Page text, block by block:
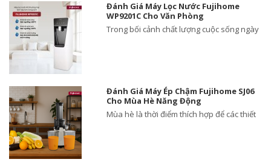
Đánh Giá Máy Lọc Nước Fujihome
WP9201C Cho Văn Phòng
Trong bối cảnh chất lượng cuộc sống ngày
Đánh Giá Máy Ép Chậm Fujihome SJ06
Cho Mùa Hè Năng Động
Mùa hè là thời điểm thích hợp để các thiết